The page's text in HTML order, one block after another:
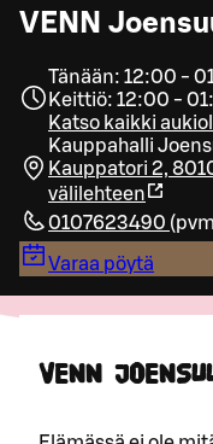
VENN
Tänään: 12:00 -
Keittiö: 12:00 -
Katso kaikki
Kauppahalli
Kauppatori 2,
välilehteen
0107623490 (
Varaa pöytä
VENN